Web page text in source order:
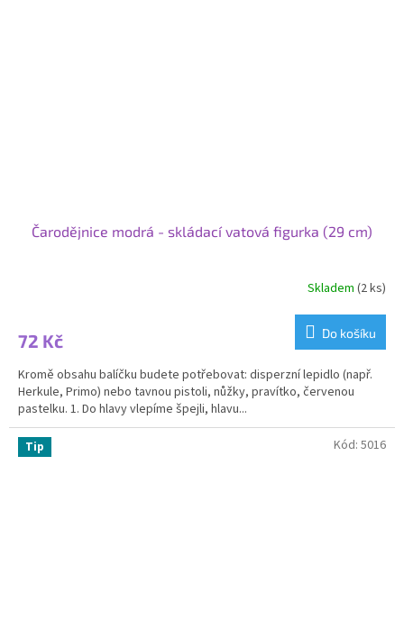
Čarodějnice modrá - skládací vatová figurka (29 cm)
je
z
5
hvězdiček.
Skladem(2 ks)
72 Kč Do košíku
Kromě obsahu balíčku budete potřebovat: disperzní lepidlo (např.
Herkule, Primo) nebo tavnou pistoli, nůžky, pravítko, červenou
pastelku. 1. Do hlavy vlepíme špejli, hlavu...
Tip Kód: 5016